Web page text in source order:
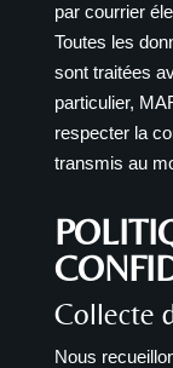
par courrier
Toutes les
sont traitées
particulier,
respecter la
transmis au
Collecte
Nous